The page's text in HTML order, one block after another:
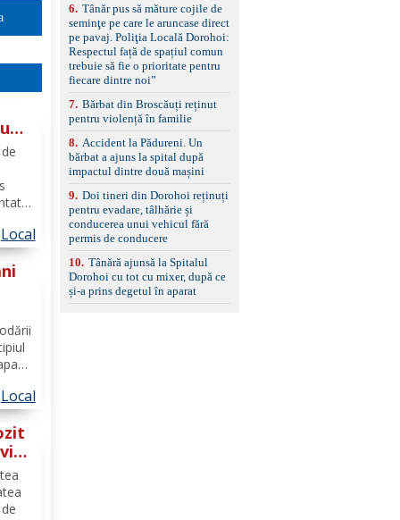
Local
Local
electrice, încălzite și
rabatabile Sistem hands-
free, Bluetooth, USB
Sistem start/stop, frână
de parcare electrică,
anvelope vară runflat
Control presiune pneuri,
filtru de particule,
panoramică, geamuri
spate fumurii Carlig de
remorcare Bonus: -
pe mașină. -Ofer și un
set de covorașe din
cauciuc/pvc. -Se vinde
împreună cu un set de
anvelope de iarnă.
6. Tânăr pus să măture cojile de
seminţe pe care le aruncase direct
pe pavaj. Poliţia Locală Dorohoi:
Respectul față de spațiul comun
trebuie să fie o prioritate pentru
fiecare dintre noi”
7. Bărbat din Broscăuți reținut
pentru violență în familie
8. Accident la Pădureni. Un
bărbat a ajuns la spital după
impactul dintre două mașini
9. Doi tineri din Dorohoi reținuți
pentru evadare, tâlhărie și
conducerea unui vehicul fără
permis de conducere
10. Tânără ajunsă la Spitalul
Dorohoi cu tot cu mixer, după ce
și-a prins degetul în aparat